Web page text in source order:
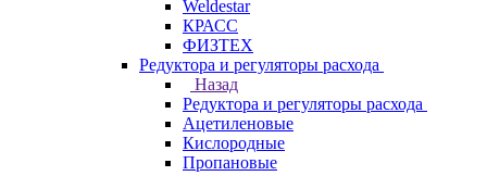
Weldestar
КРАСС
ФИЗТЕХ
Редуктора и регуляторы расхода
Назад
Редуктора и регуляторы расхода
Ацетиленовые
Кислородные
Пропановые